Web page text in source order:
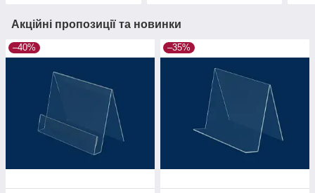
Акційні пропозиції та новинки
–40% –35%